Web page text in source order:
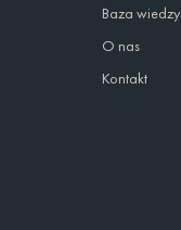
Baza wiedzy
O nas
Kontakt